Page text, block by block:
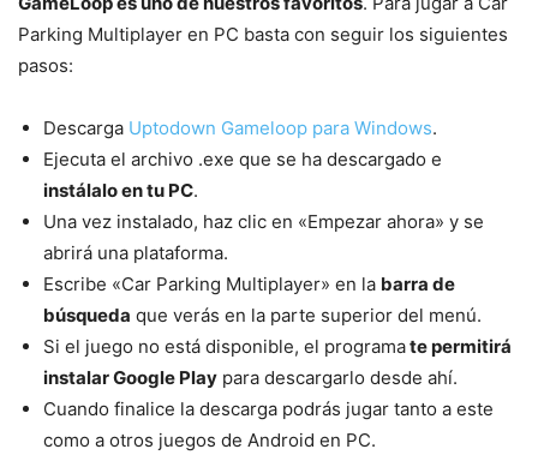
Parking Multiplayer en PC basta con seguir los siguientes
pasos:
Descarga Uptodown Gameloop para Windows.
Ejecuta el archivo .exe que se ha descargado e
instálalo en tu PC.
Una vez instalado, haz clic en «Empezar ahora» y se
abrirá una plataforma.
Escribe «Car Parking Multiplayer» en la barra de
búsqueda que verás en la parte superior del menú.
Si el juego no está disponible, el programate permitirá
instalar Google Play para descargarlo desde ahí.
Cuando finalice la descarga podrás jugar tanto a este
como a otros juegos de Android en PC.